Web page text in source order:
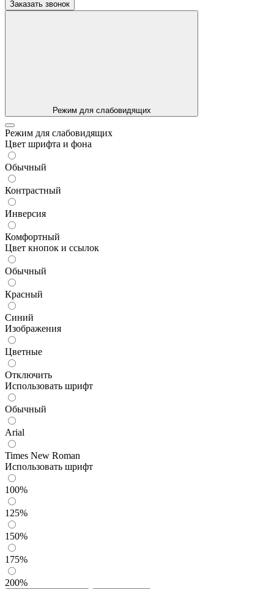
Заказать звонок
Режим для слабовидящих
Режим для слабовидящих
Цвет шрифта и фона
Обычный
Контрастный
Инверсия
Комфортный
Цвет кнопок и ссылок
Обычный
Красный
Синий
Изображения
Цветные
Отключить
Использовать шрифт
Обычный
Arial
Times New Roman
Использовать шрифт
100%
125%
150%
175%
200%